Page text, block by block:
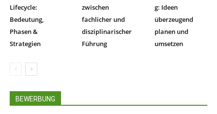
Lifecycle:
Bedeutung,
Phasen &
Strategien
zwischen
fachlicher und
disziplinarischer
Führung
g: Ideen
überzeugend
planen und
umsetzen
BEWERBUNG